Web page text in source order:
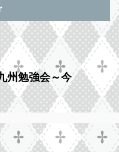
州勉強会～今